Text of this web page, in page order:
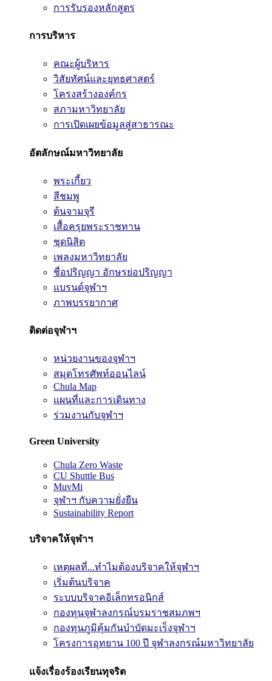
การรับรองหลักสูตร
การบริหาร
คณะผู้บริหาร
วิสัยทัศน์และยุทธศาสตร์
โครงสร้างองค์กร
สภามหาวิทยาลัย
การเปิดเผยข้อมูลสู่สาธารณะ
อัตลักษณ์มหาวิทยาลัย
พระเกี้ยว
สีชมพู
ต้นจามจุรี
เสื้อครุยพระราชทาน
ชุดนิสิต
เพลงมหาวิทยาลัย
ชื่อปริญญา อักษรย่อปริญญา
แบรนด์จุฬาฯ
ภาพบรรยากาศ
ติดต่อจุฬาฯ
หน่วยงานของจุฬาฯ
สมุดโทรศัพท์ออนไลน์
Chula Map
แผนที่และการเดินทาง
ร่วมงานกับจุฬาฯ
Green University
Chula Zero Waste
CU Shuttle Bus
MuvMi
จุฬาฯ กับความยั่งยืน
Sustainability Report
บริจาคให้จุฬาฯ
เหตุผลที่...ทำไมต้องบริจาคให้จุฬาฯ
เริ่มต้นบริจาค
ระบบบริจาคอิเล็กทรอนิกส์
กองทุนจุฬาลงกรณ์บรมราชสมภพฯ
กองทุนภูมิคุ้มกันบำบัดมะเร็งจุฬาฯ
โครงการอุทยาน 100 ปี จุฬาลงกรณ์มหาวิทยาลัย
แจ้งเรื่องร้องเรียนทุจริต